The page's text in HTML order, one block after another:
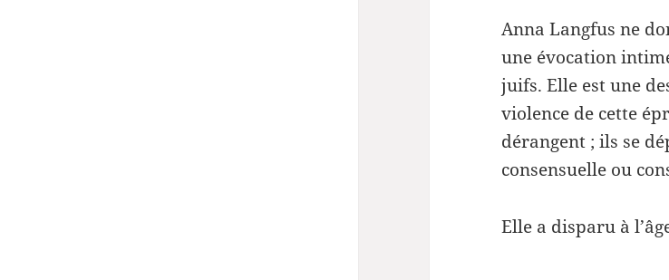
Anna Langfus ne
une évocation
juifs. Elle est une
violence de cette
dérangent ; ils se
consensuelle ou
Elle a disparu à